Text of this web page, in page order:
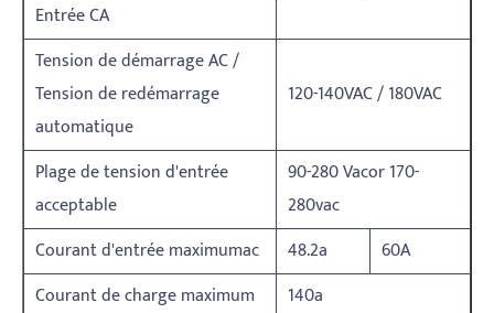
Entrée CA
Tension de démarrage AC /
Tension de redémarrage
automatique
120-140VAC / 180VAC
Plage de tension d'entrée
acceptable
90-280 Vacor 170-
280vac
Courant d'entrée maximumac
48.2a
60A
Courant de charge maximum
140a